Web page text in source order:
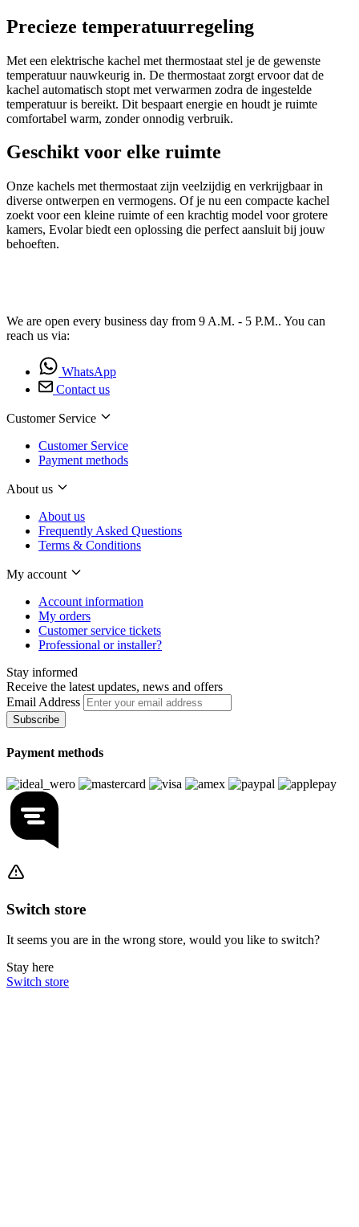
Precieze temperatuurregeling
Met een elektrische kachel met thermostaat stel je de gewenste
temperatuur nauwkeurig in. De thermostaat zorgt ervoor dat de
kachel automatisch stopt met verwarmen zodra de ingestelde
temperatuur is bereikt. Dit bespaart energie en houdt je ruimte
comfortabel warm, zonder onnodig verbruik.
Geschikt voor elke ruimte
Onze kachels met thermostaat zijn veelzijdig en verkrijgbaar in
diverse ontwerpen en vermogens. Of je nu een compacte kachel
zoekt voor een kleine ruimte of een krachtig model voor grotere
kamers, Evolar biedt een oplossing die perfect aansluit bij jouw
behoeften.
We are open every business day from 9 A.M. - 5 P.M.. You can
reach us via:
WhatsApp
Contact us
Customer Service
Customer Service
Payment methods
About us
About us
Frequently Asked Questions
Terms & Conditions
My account
Account information
My orders
Customer service tickets
Professional or installer?
Stay informed
Receive the latest updates, news and offers
Email Address
Subscribe
Payment methods
Switch store
It seems you are in the wrong store, would you like to switch?
Stay here
Switch store